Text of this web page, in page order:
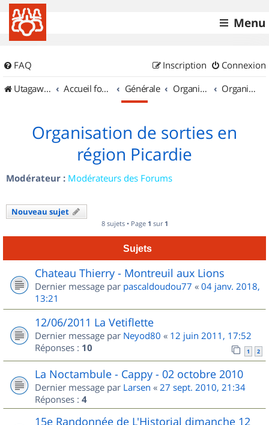
Menu
FAQ Connexion
Inscription
UtagawaVTT (Randos VTT et VTTAE avec traces GPS)
Accueil forum Générale Organisation de sorties & Recherche de partenaires Organisation de sorties en région Picardie
Organisation de sorties en
région Picardie
Modérateur : Modérateurs des Forums
Nouveau sujet
8 sujets • Page 1 sur 1
Sujets
Chateau Thierry - Montreuil aux Lions
Dernier message par pascaldoudou77 « 04 janv. 2018,
13:21
12/06/2011 La Vetiflette
Dernier message par Neyod80 « 12 juin 2011, 17:52
Réponses : 10 1 2
La Noctambule - Cappy - 02 octobre 2010
Dernier message par Larsen « 27 sept. 2010, 21:34
Réponses : 4
15e Randonnée de L'Historial dimanche 12